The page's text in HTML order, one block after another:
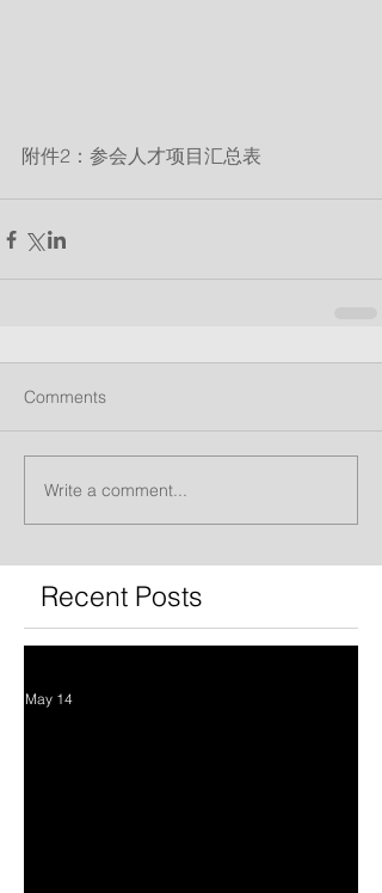
附件2：参会人才项目汇总表
Comments
Write a comment...
Recent Posts
May 14